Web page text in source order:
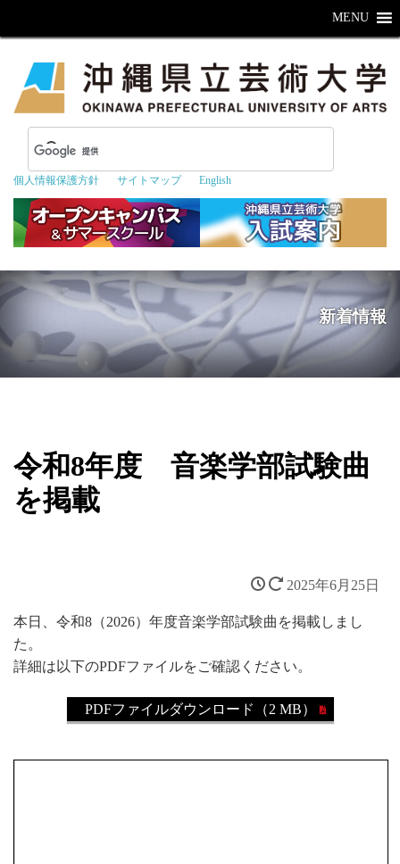
個人情報保護方針 サイトマップ English
MENU
新着情報
令和8年度 音楽学部試験曲
を掲載
2025年6月25日
本日、令和8（2026）年度音楽学部試験曲を掲載しまし
た。
詳細は以下のPDFファイルをご確認ください。
PDFファイルダウンロード（2 MB）